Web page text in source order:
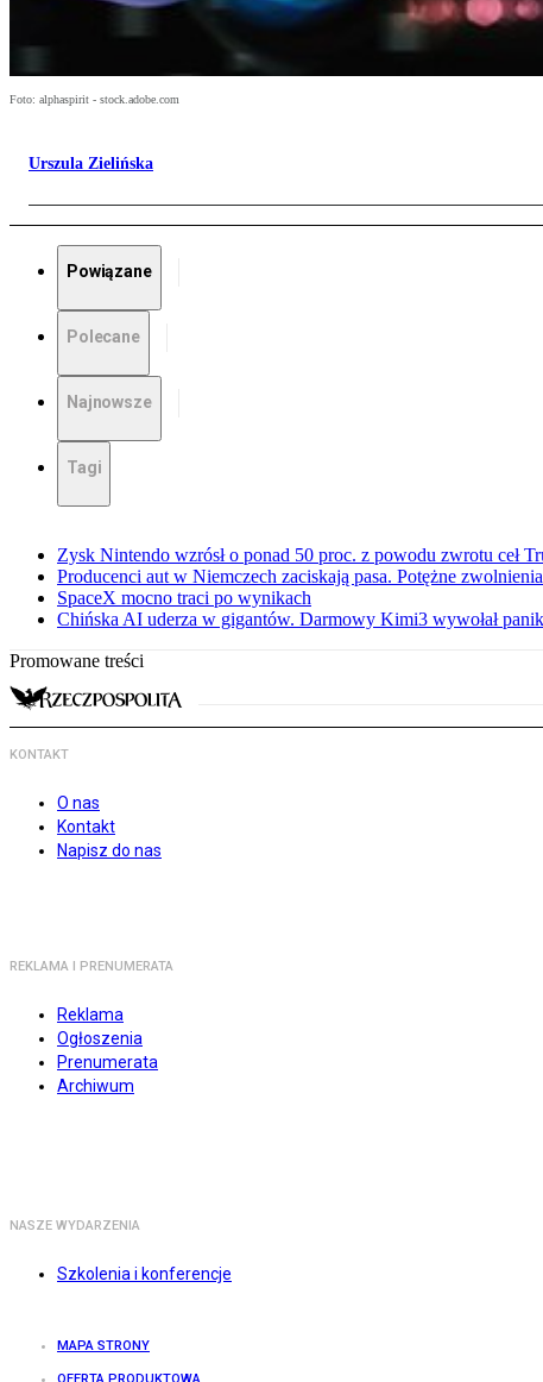
Foto: alphaspirit - stock.adobe.com
Urszula Zielińska
Powiązane
Polecane
Najnowsze
Tagi
Zysk Nintendo wzrósł o ponad 50 proc. z powodu zwrotu ceł
Producenci aut w Niemczech zaciskają pasa. Potężne
SpaceX mocno traci po wynikach
Chińska AI uderza w gigantów. Darmowy Kimi3 wywołał
Promowane treści
KONTAKT
O nas
Kontakt
Napisz do nas
REKLAMA I PRENUMERATA
Reklama
Ogłoszenia
Prenumerata
Archiwum
NASZE WYDARZENIA
Szkolenia i konferencje
MAPA STRONY